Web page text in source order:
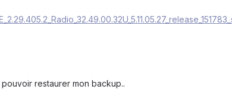
restaurer mon backup..